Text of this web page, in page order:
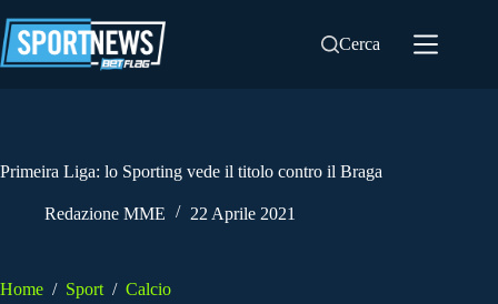
al
contenuto
Cerca
Primeira Liga: lo Sporting vede il titolo contro il Braga
Redazione MME 22 Aprile 2021
Home / Sport / Calcio